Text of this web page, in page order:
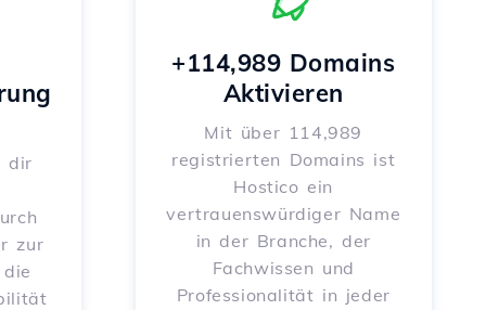
dir
zur
+114,989 Domains
Aktivieren
Mit über 114,989
registrierten Domains ist
Hostico ein
vertrauenswürdiger Name
in der Branche, der
Fachwissen und
Professionalität in jeder